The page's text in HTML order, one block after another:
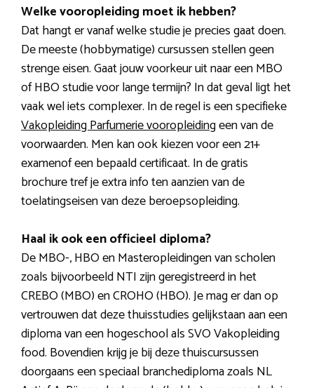
Welke vooropleiding moet ik hebben?
Dat hangt er vanaf welke studie je precies gaat doen.
De meeste (hobbymatige) cursussen stellen geen
strenge eisen. Gaat jouw voorkeur uit naar een MBO
of HBO studie voor lange termijn? In dat geval ligt het
vaak wel iets complexer. In de regel is een specifieke
Vakopleiding Parfumerie vooropleidingeen van de
voorwaarden. Men kan ook kiezen voor een 21+
examenof een bepaald certificaat. In de gratis
brochure tref je extra info ten aanzien van de
toelatingseisen van deze beroepsopleiding.
Haal ik ook een officieel diploma?
De MBO-, HBO en Masteropleidingen van scholen
zoals bijvoorbeeld NTI zijn geregistreerd in het
CREBO (MBO) en CROHO (HBO). Je mag er dan op
vertrouwen dat deze thuisstudies gelijkstaan aan een
diploma van een hogeschool als SVO Vakopleiding
food. Bovendien krijg je bij deze thuiscursussen
doorgaans een speciaal branchediploma zoals NL